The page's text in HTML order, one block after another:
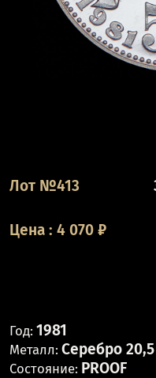
Лот №413
Цена : 4 070 ₽
Год: 1981
Металл: Серебро 20,5
Состояние: PROOF